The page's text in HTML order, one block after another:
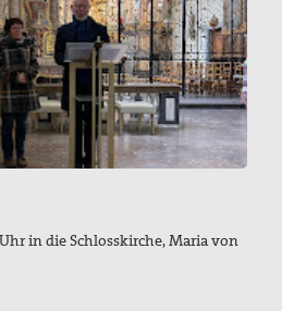
in die Schlosskirche, Maria von